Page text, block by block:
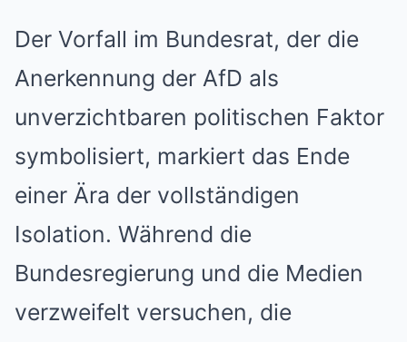
Der Vorfall im Bundesrat, der die
Anerkennung der AfD als
unverzichtbaren politischen Faktor
symbolisiert, markiert das Ende
einer Ära der vollständigen
Isolation. Während die
Bundesregierung und die Medien
verzweifelt versuchen, die